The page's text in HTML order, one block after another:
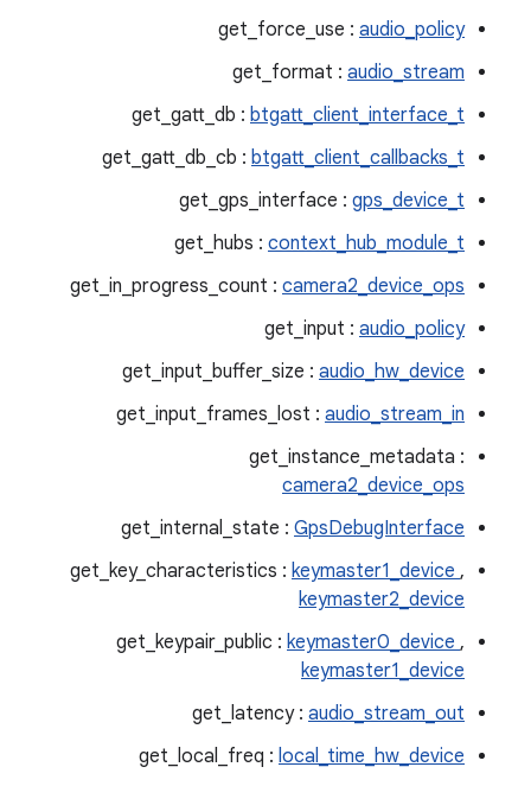
get_force_use : audio_policy
get_format : audio_stream
get_gatt_db : btgatt_client_interface_t
get_gatt_db_cb : btgatt_client_callbacks_t
get_gps_interface : gps_device_t
get_hubs : context_hub_module_t
get_in_progress_count : camera2_device_ops
get_input : audio_policy
get_input_buffer_size : audio_hw_device
get_input_frames_lost : audio_stream_in
get_instance_metadata :
camera2_device_ops
get_internal_state : GpsDebugInterface
get_key_characteristics : keymaster1_device ,
keymaster2_device
get_keypair_public : keymaster0_device ,
keymaster1_device
get_latency : audio_stream_out
get_local_freq : local_time_hw_device